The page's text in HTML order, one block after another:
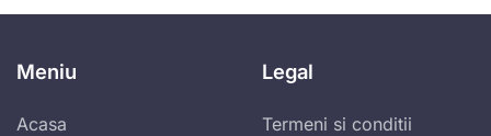
Meniu
Acasa
Legal
Termeni si conditii